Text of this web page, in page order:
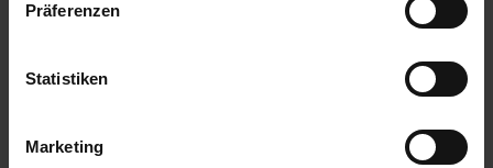
Präferenzen
Statistiken
Marketing
Bewertungen